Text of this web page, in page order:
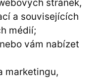
stránek,
a souvisejících
médií;
vám nabízet
marketingu,